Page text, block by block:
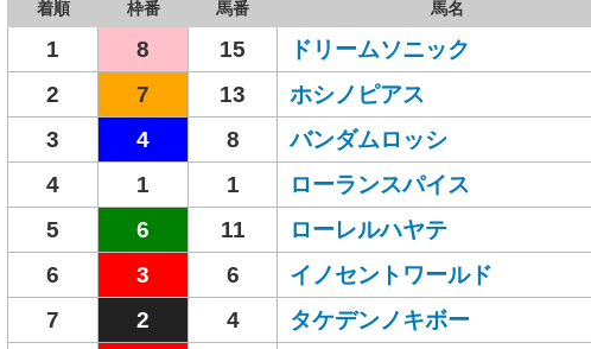
着順 枠番 馬番 馬名
1 8 15 ドリームソニック
2
7 13 ホシノピアス
3
4 8 バンダムロッシ
4
1 1 ローランスパイス
5
6 11 ローレルハヤテ
6
3 6 イノセントワールド
7
2 4 タケデンノキボー